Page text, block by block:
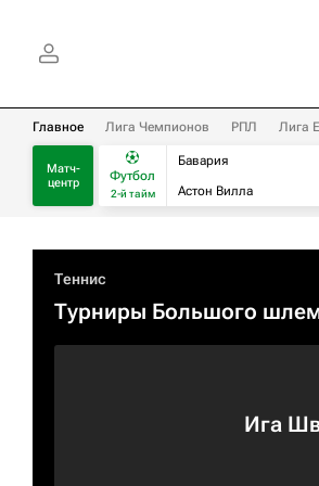
Главное Лига Чемпионов РПЛ Лига
Матч-
центр
Футбол
2-й тайм
Бавария
Астон Вилла
Теннис
Турниры Большого
Ига